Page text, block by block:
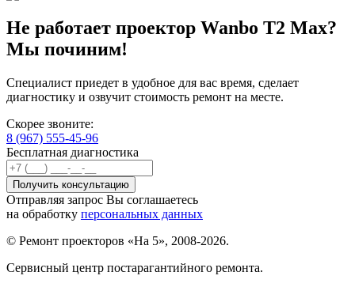
Не работает проектор Wanbo T2 Max?
Мы починим!
Специалист приедет в удобное для вас время, сделает
диагностику и озвучит стоимость ремонт на месте.
Скорее звоните:
8 (967) 555-45-96
Бесплатная диагностика
Отправляя запрос Вы соглашаетесь
на обработку персональных данных
© Ремонт проекторов «На 5», 2008-2026.
Сервисный центр постарагантийного ремонта.